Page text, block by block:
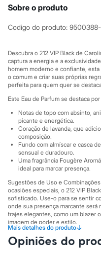
Botas
Chinelos
Sandálias
Tênis
Marcas
City
Clock House
Mindset
Yessica
Moda esportiva
Acessórios
Blusas
Calçados
Leggings
Shorts e Bermudas
Tops
Moda íntima
Calcinhas
Cintas e Modeladores
Meias
Pijamas
Sutiãs e Tops
Moda praia
Biquínis
Maiôs
Sobre o produto
Codigo do produto:
Descubra o 212 VIP Black de
captura a energia e a
homem moderno e confiante,
o comum e criar suas próprias
perfeita para quem quer se
Este Eau de Parfum se destaca
Notas de topo com absinto,
picante e energética.
Coração de lavanda, que
composição.
Fundo com almíscar e casca
sensual e duradouro.
Uma fragrância Fougère
ideal para marcar presença.
Sugestões de Uso e
ocasiões especiais, o 212 VIP
sofisticado. Use-o para se sentir
onde sua presença marcante
trajes elegantes, como um blazer
imagem de poder e estilo.
A gente se encontra na C&A! ❤
Mais detalhes do produto↓
Informacoes gerais:
Opiniões do